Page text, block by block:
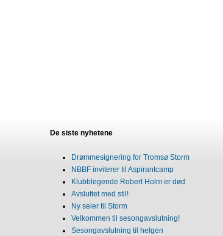
De siste nyhetene
Drømmesignering for Tromsø Storm
NBBF inviterer til Aspirantcamp
Klubblegende Robert Holm er død
Avsluttet med stil!
Ny seier til Storm
Velkommen til sesongavslutning!
Sesongavslutning til helgen